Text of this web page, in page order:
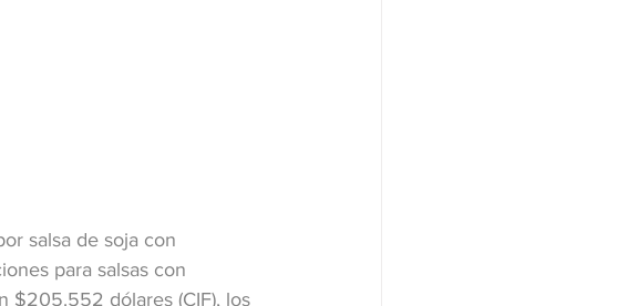
salsa de soja con
para salsas con
$205.552 dólares (CIF), los